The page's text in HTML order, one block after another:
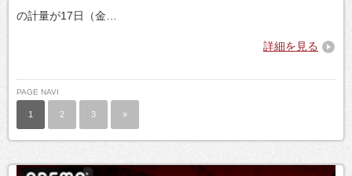
の計量が17日（金…
詳細を見る
PAGE NAVI
1 2 3 »